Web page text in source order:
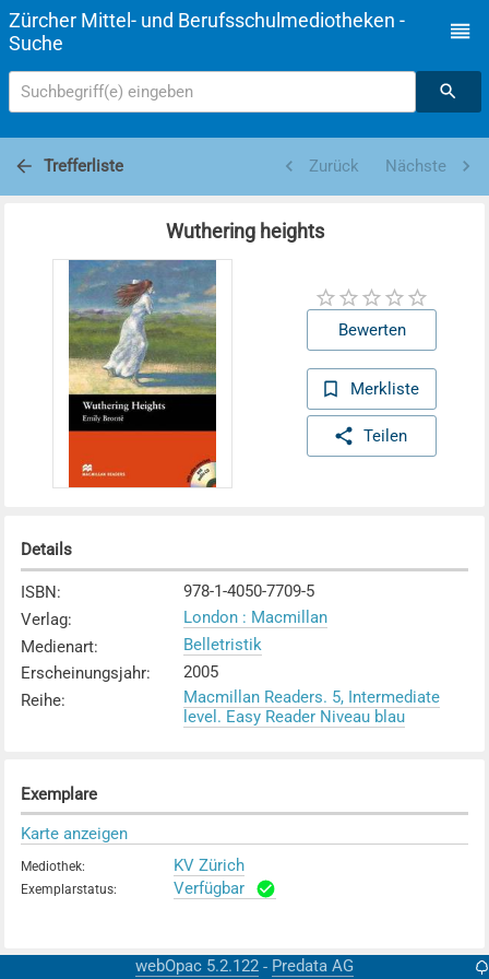
Zürcher Mittel- und Berufsschulmediotheken -
Suche
Suchbegriff(e) eingeben
Trefferliste Zurück Nächste
Wuthering heights
Bewerten
Merkliste
Teilen
Details
ISBN:
978-1-4050-7709-5
Verlag:
London : Macmillan
Medienart:
Belletristik
Erscheinungsjahr:
2005
Reihe:
Macmillan Readers. 5, Intermediate
level. Easy Reader Niveau blau
Exemplare
Karte anzeigen
Mediothek: KV Zürich
Exemplarstatus: Verfügbar
webOpac 5.2.122 - Predata AG